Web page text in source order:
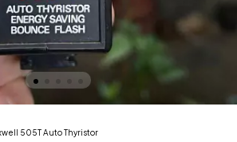
505T Auto Thyristor